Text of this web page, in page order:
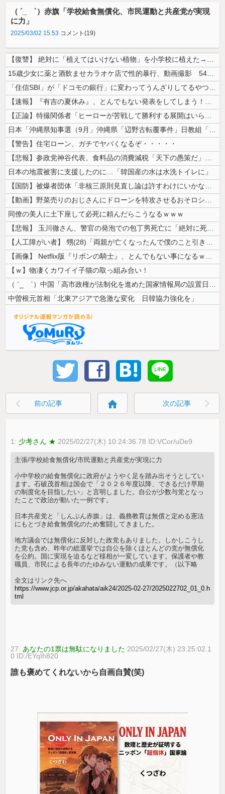
（ ´_ゝ`）赤旗「学校給食無償化、市民運動と共産党が実現
に力」
2025/03/02 15:53 コメント(19)
【復讐】 絶対に「植えてはいけない植物」を小学校に植えた→20年経って...
15歳少女に薬と酒飲ませカラオケ店で性的暴行、動画撮影 54歳無職を再...
「住信SBI」が「ドコモの銀行」に変わってうんざりしてるやつｗｗｗｗｗ...
【速報】『有吉の夏休み』、とんでもない発表をしてしまう！！！！！
【正論】特撮関係者「ヒーローが苦戦して勝利する展開はいらない。それで特...
日本「沖縄県知事選（9月」沖縄県「辺野古転覆事件」日教組「同志社批判！...
【警告】住宅ローン、ガチでヤバくなるぞ・・・・・
【悲報】参政党神谷代表、食料品の消費減税「天下の愚策だ」と批判ｗｗｗｗ...
日本の地震被害に支援したのに…「韓国産の水は水洗トイレに」
【国防】被爆者団体「非核三原則見直し論は許すわけにいかない」 ネット「...
【動画】野菜売りのおじさんにドローンを特攻させるおそロシア。
同僚の美人に土下座して必死に頼んだらこうなるｗｗｗ
【悲報】 玉川徹さん、警官の発泡での包丁男死亡に「絶対に死刑にならない...
【人工障がい者】 甥(28)「両親が亡くなったんで僕のこと引き取ってほ...
【画像】 Netflix版『リボンの騎士』、とんでもない事になるｗｗｗ...
【ｗ】物凄くカワイイ子猫の取っ組み合い！
（ ´_ゝ`）中国「高市政権が法制化を進めた国家情報局の設置日が7月3...
中曽根元首相「北東アジアで急激な変化 日韓協力強化を」
前の記事 home 次の記事
1: 少考さん ★ 2025/02/27(木) 10:24:36.78 ID:VCor/uDe9
主張/学校給食無償化/市民運動と共産党が実現に力
小中学校の給食無償化に政府がようやく足を踏み出そうとしてい
ます。石破茂首相は国会で「２０２６年度以降、できるだけ早期
の制度化を目指したい」と言明しました。自公が少数与党となっ
たことで政治が動いた一例です。
日本共産党と「しんぶん赤旗」は、義務教育は無償と定める憲法
にもとづき給食無償化のため奮闘してきました。
地方議会では無償化に反対した政党もありました。しかしこうし
た党も含め、昨年の総選挙では自公を除くほとんどの党が無償化
を公約。国に実現を迫るなど様相が一変しています。保護者や教
職員、市民による長年のたゆみない運動の成果です。（以下略
全文はリンク先へ
https://www.jcp.or.jp/akahata/aik24/2025-02-27/2025022702_01_0.h
tml
27:あなたの1票は無駄になりました 2025/02/27(木) 23:25:02.1
0 ID:/EYqIh820
誰も褒めてくれないから自画自賛(笑)